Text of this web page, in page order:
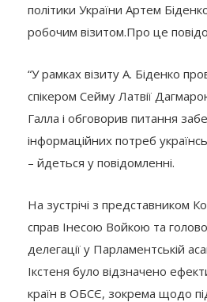
політики України Артем
робочим візитом.Про це
“У рамках візиту А. Біденко
спікером Сейму Латвії
Галла і обговорив питання
інформаційних потреб
– йдеться у повідомленні.
На зустрічі з представником
справ Інесою Войкою та
делегації у Парламентській
Ікстеня було відзначено
країн в ОБСЄ, зокрема щодо